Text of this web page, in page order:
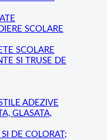
SCOLARE
SCOLARE
SI TRUSE DE
ADEZIVE
GLASATA,
DE COLORAT;